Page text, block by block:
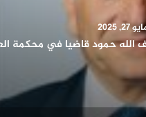
26, 2025
يشيد بدور المرأة الكويتية
الوطن وتمثيله دوليا